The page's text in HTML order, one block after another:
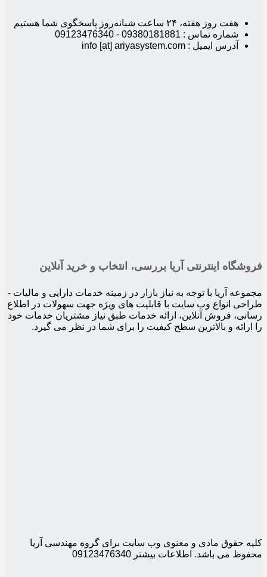
هفت روز هفته، ۲۴ ساعت شبانه‌روز پاسخگوی شما هستیم
شماره تماس : 09380181881 - 09123476340
آدرس ایمیل : info [at] ariyasystem.com
فروشگاه اینترنتی آریا بررسی، انتخاب و خرید آنلاین
مجموعه آریا با توجه به نیاز بازار در زمینه خدمات دارایی و مالیات -
طراحی انواع وب سایت با قابلیت های ویژه جهت سهولات در اطلاع
رسانی، فروش آنلاین، ارائه خدمات طبق نیاز مشتریان خدمات خود
را ارائه و بالاترین سطح کیفیت را برای شما در نظر می گیرد.
کلیه حقوق مادی و معنوی وب سایت برای گروه مهندسی آریا
محفوظ می باشد. اطلاعات بیشتر 09123476340